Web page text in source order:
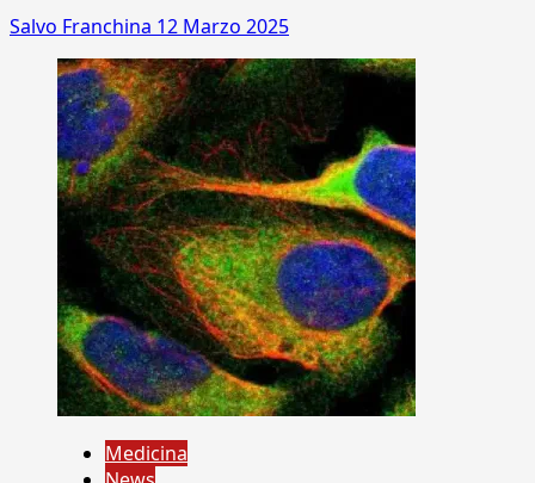
Salvo Franchina 12 Marzo 2025
Medicina